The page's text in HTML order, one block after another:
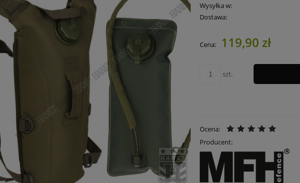
Wysyłka w:
Dostawa:
Cena nie zawiera ewentualnych kosztów
Cena: 119,90 zł
szt.
Ocena:
Producent: